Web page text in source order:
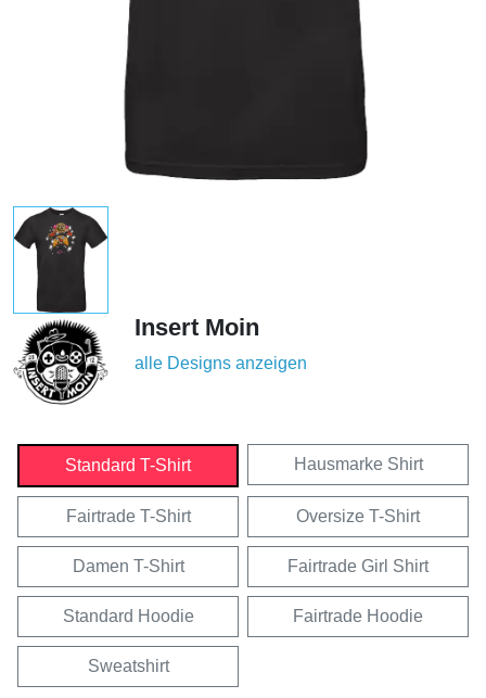
Insert Moin
alle Designs anzeigen
Standard T-Shirt Hausmarke Shirt
Fairtrade T-Shirt Oversize T-Shirt
Damen T-Shirt Fairtrade Girl Shirt
Standard Hoodie Fairtrade Hoodie
Sweatshirt